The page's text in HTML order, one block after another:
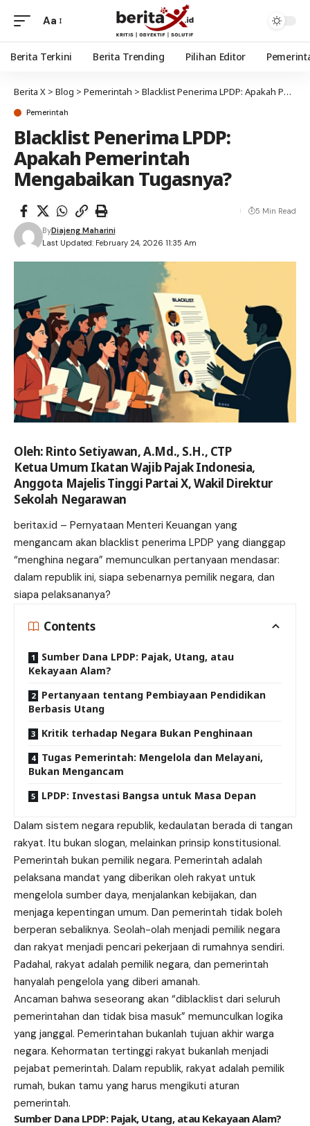
Aa
Berita Terkini Berita Trending Pilihan Editor
Berita X > Blog > Pemerintah > Blacklist Penerima LPDP: Apakah Pemerintah Mengabaikan Tugasnya?
Pemerintah
Blacklist Penerima LPDP:
Apakah Pemerintah
Mengabaikan Tugasnya?
Last Updated: February 24, 2026 11:35 Am
ByDiajeng Maharini
5 Min Read
Oleh: Rinto Setiyawan, A.Md., S.H., CTP
Ketua Umum Ikatan Wajib Pajak Indonesia,
Anggota Majelis Tinggi Partai X, Wakil Direktur
Sekolah Negarawan
beritax.id – Pernyataan Menteri Keuangan yang
mengancam akan blacklist penerima LPDP yang dianggap
“menghina negara” memunculkan pertanyaan mendasar:
dalam republik ini, siapa sebenarnya pemilik negara, dan
siapa pelaksananya?
Contents
Sumber Dana LPDP: Pajak, Utang, atau
Kekayaan Alam?
Pertanyaan tentang Pembiayaan Pendidikan
Berbasis Utang
Kritik terhadap Negara Bukan Penghinaan
Tugas Pemerintah: Mengelola dan Melayani,
Bukan Mengancam
LPDP: Investasi Bangsa untuk Masa Depan
Dalam sistem negara republik, kedaulatan berada di tangan
rakyat. Itu bukan slogan, melainkan prinsip konstitusional.
Pemerintah bukan pemilik negara. Pemerintah adalah
pelaksana mandat yang diberikan oleh rakyat untuk
mengelola sumber daya, menjalankan kebijakan, dan
menjaga kepentingan umum. Dan pemerintah tidak boleh
berperan sebaliknya. Seolah-olah menjadi pemilik negara
dan rakyat menjadi pencari pekerjaan di rumahnya sendiri.
Padahal, rakyat adalah pemilik negara, dan pemerintah
hanyalah pengelola yang diberi amanah.
Ancaman bahwa seseorang akan “diblacklist dari seluruh
pemerintahan dan tidak bisa masuk” memunculkan logika
yang janggal. Pemerintahan bukanlah tujuan akhir warga
negara. Kehormatan tertinggi rakyat bukanlah menjadi
pejabat pemerintah. Dalam republik, rakyat adalah pemilik
rumah, bukan tamu yang harus mengikuti aturan
pemerintah.
Sumber Dana LPDP: Pajak, Utang, atau Kekayaan Alam?